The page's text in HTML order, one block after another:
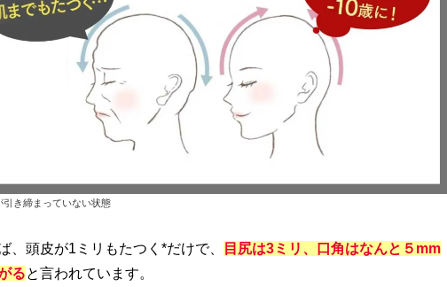
き締まっていない状態
、頭皮が1ミリもたつく*だけで、
目尻は3ミリ、口角はなんと５mm
ると言われています。